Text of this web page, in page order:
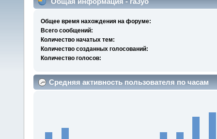
Общее время нахождения на форуме:
Всего сообщений:
Количество начатых тем:
Количество созданных голосований:
Количество голосов:
Средняя активность пользователя по часам